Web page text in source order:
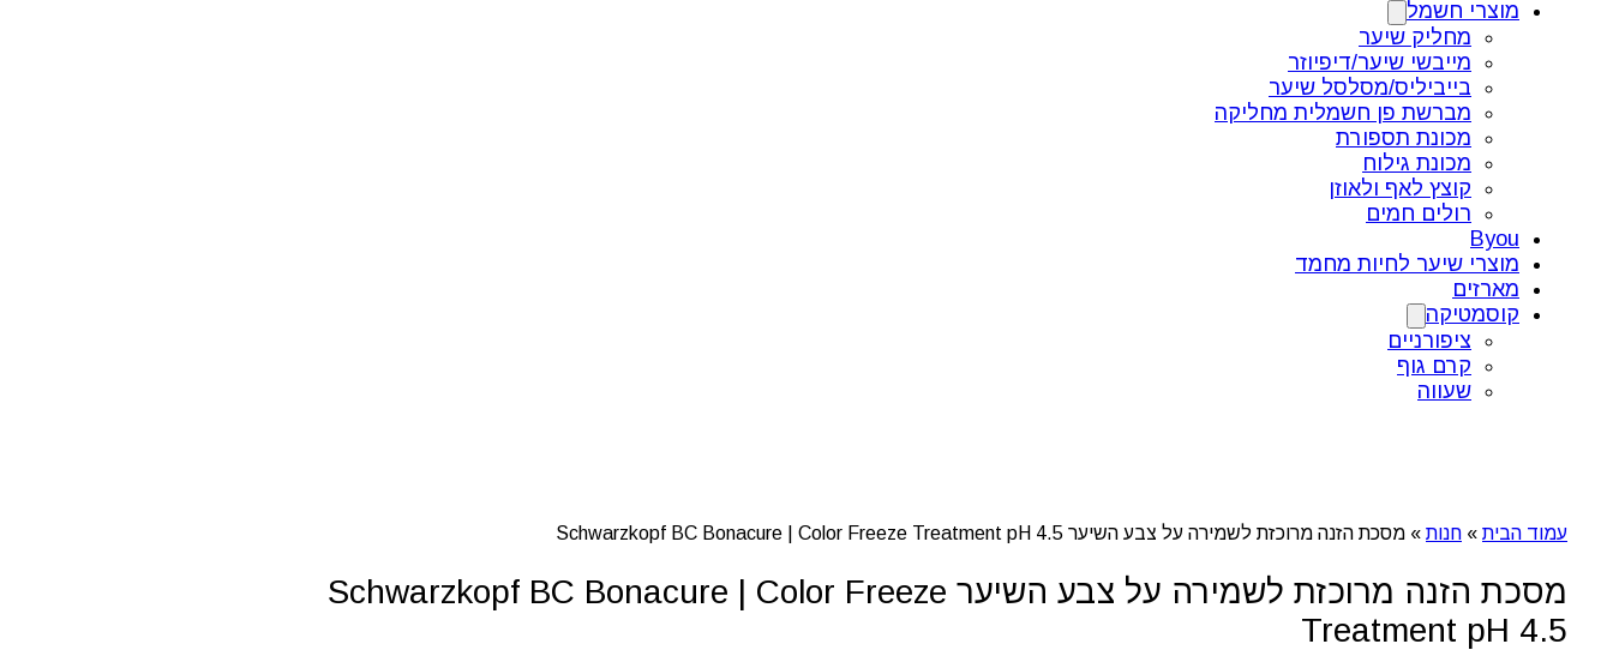
מוצרי חשמל
מחליק שיער
מייבשי שיער/דיפיוזר
בייביליס/מסלסל שיער
מברשת פן חשמלית מחליקה
מכונת תספורת
מכונת גילוח
קוצץ לאף ולאוזן
רולים חמים
Byou
מוצרי שיער לחיות מחמד
מארזים
קוסמטיקה
ציפורניים
קרם גוף
שעווה
עמוד הבית » חנות » מסכת הזנה מרוכזת לשמירה על צבע השיער Schwarzkopf BC Bonacure | Color Freeze Treatment pH 4.5
מסכת הזנה מרוכזת לשמירה על צבע השיער Schwarzkopf BC Bonacure | Color Freeze
Treatment pH 4.5